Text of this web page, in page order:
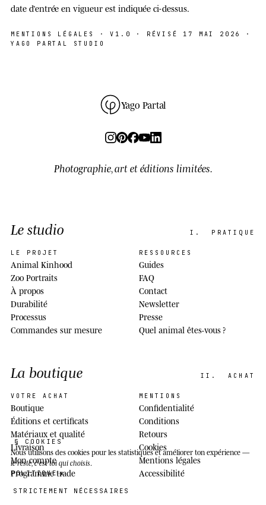
date d’entrée en vigueur est indiquée ci-dessus.
MENTIONS LÉGALES ·V1.0
· RÉVISÉ 17 MAI 2026 ·
YAGO PARTAL STUDIO
Yago Partal
Photographie, art et éditions limitées.
Le studio I. PRATIQUE
LE PROJET
Animal Kinhood
Zoo Portraits
À propos
Durabilité
Processus
Commandes sur mesure
RESSOURCES
Guides
FAQ
Contact
Newsletter
Presse
Quel animal êtes-vous ?
La boutique II. ACHAT
VOTRE ACHAT
Boutique
Éditions et certificats
Matériaux et qualité
Livraison
Mon compte
Programme trade
MENTIONS
Confidentialité
Conditions
Retours
Cookies
Mentions légales
Accessibilité
§ COOKIES
Nous utilisons des cookiespour les statistiques et améliorer ton expérience —
le reste, c'est toi qui choisis.
POLITIQUE
STRICTEMENT NÉCESSAIRES